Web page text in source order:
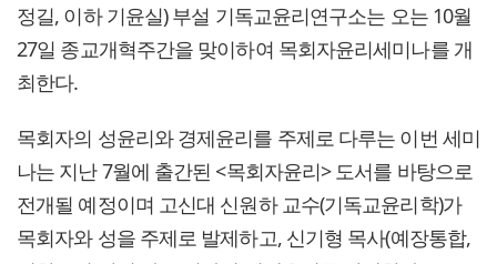
정길, 이하 기윤실) 부설 기독교윤리연구소는 오는 10월
27일 종교개혁주간을 맞이하여 목회자윤리세미나를 개
최한다.
목회자의 성윤리와 경제윤리를 주제로 다루는 이번 세미
나는 지난 7월에 출간된 <목회자윤리> 도서를 바탕으로
전개될 예정이며 고신대 신원하 교수(기독교윤리학)가
목회자와 성을 주제로 발제하고, 신기형 목사(예장통합,